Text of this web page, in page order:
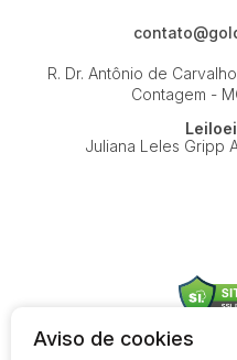
R. Dr. Antônio de
Contagem -
Juliana Leles Gripp
Aviso de cookies